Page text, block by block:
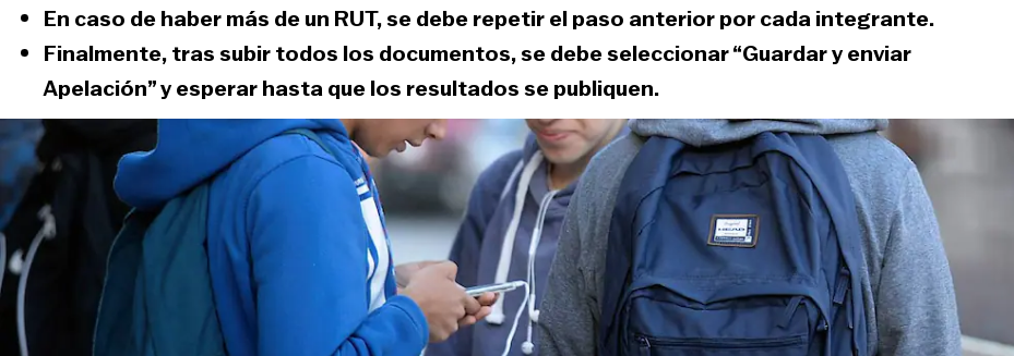
En caso de haber más de un RUT,se debe repetir el paso anteriorpor cada integrante.
Finalmente, tras subir todos los documentos, se debe seleccionar “Guardar y enviar
Apelación” y esperar hasta que los resultados se publiquen.